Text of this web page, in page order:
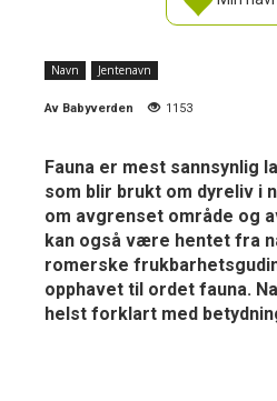
Navn Jentenavn
Av Babyverden 1153
Fauna er mest sannsynlig
som blir brukt om dyreliv i
om avgrenset område og
kan også være hentet fra
romerske
opphavet til ordet fauna.
helst forklart med